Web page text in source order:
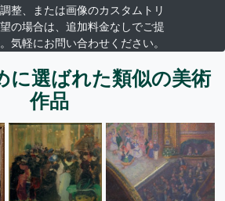
整、または画像のカスタムトリ
の場合は、追加料金なしでご提
気軽にお問い合わせください。
に選ばれた類似の美術
作品